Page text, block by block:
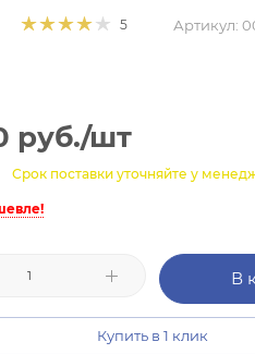
5 Артикул:
руб./шт
Срок поставки уточняйте у
В
Купить в 1 клик